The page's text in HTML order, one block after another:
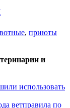
, приюты
и
использовать
ветправила по